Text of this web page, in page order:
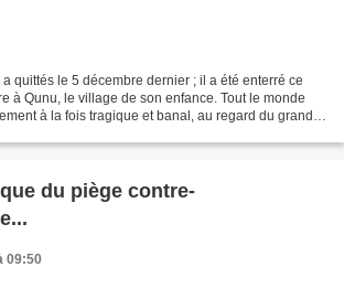
quittés le 5 décembre dernier ; il a été enterré ce
à Qunu, le village de son enfance. Tout le monde
à la fois tragique et banal, au regard du grand
du piège contre-
09:50